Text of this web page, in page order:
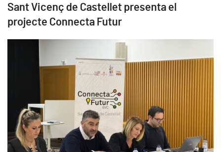
Sant Vicenç de Castellet presenta el
projecte Connecta Futur